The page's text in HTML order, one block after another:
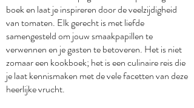
boek en laat je inspireren door de veelzijdigheid
van tomaten. Elk gerecht is met liefde
samengesteld om jouw smaakpapillen te
verwennen en je gasten te betoveren. Het is niet
zomaar een kookboek; het is een culinaire reis die
je laat kennismaken met de vele facetten van deze
heerlijke vrucht.